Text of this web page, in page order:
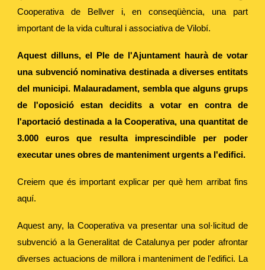
Cooperativa de Bellver i, en conseqüència, una part
important de la vida cultural i associativa de Vilobí.
Aquest dilluns, el Ple de l'Ajuntament haurà de votar
una subvenció nominativa destinada a diverses entitats
del municipi. Malauradament, sembla que alguns grups
de l'oposició estan decidits a votar en contra de
l'aportació destinada a la Cooperativa, una quantitat de
3.000 euros que resulta imprescindible per poder
executar unes obres de manteniment urgents a l'edifici.
Creiem que és important explicar per què hem arribat fins
aquí.
Aquest any, la Cooperativa va presentar una sol·licitud de
subvenció a la Generalitat de Catalunya per poder afrontar
diverses actuacions de millora i manteniment de l'edifici. La